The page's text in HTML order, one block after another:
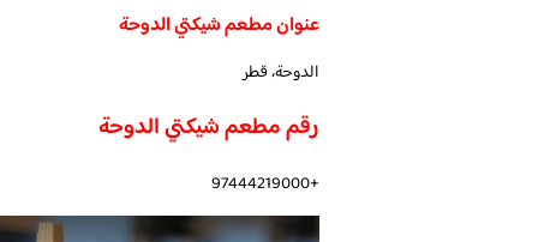
عنوان مطعم شيكتي الدوحة
الدوحة، قطر
رقم مطعم شيكتي الدوحة
+97444219000